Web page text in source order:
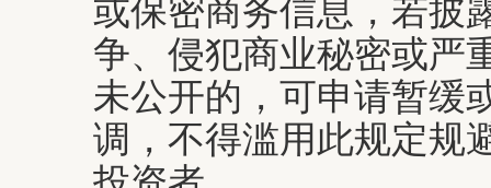
或保密商务信息，若披
争、侵犯商业秘密或严
未公开的，可申请暂缓
调，不得滥用此规定规